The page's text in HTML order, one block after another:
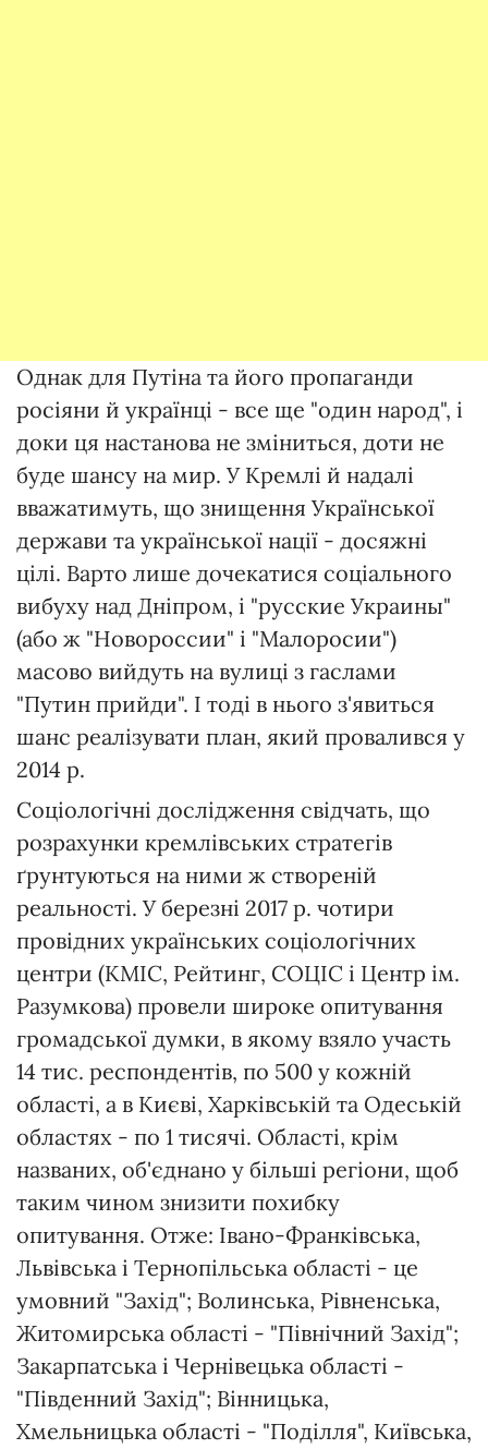
Однак для Путіна та його пропаганди
росіяни й українці - все ще "один народ", і
доки ця настанова не зміниться, доти не
буде шансу на мир. У Кремлі й надалі
вважатимуть, що знищення Української
держави та української нації - досяжні
цілі. Варто лише дочекатися соціального
вибуху над Дніпром, і "русские Украины"
(або ж "Новороссии" і "Малоросии")
масово вийдуть на вулиці з гаслами
"Путин прийди". І тоді в нього з'явиться
шанс реалізувати план, який провалився у
2014 р.
Соціологічні дослідження свідчать, що
розрахунки кремлівських стратегів
ґрунтуються на ними ж створеній
реальності. У березні 2017 р. чотири
провідних українських соціологічних
центри (КМІС, Рейтинг, СОЦІС і Центр ім.
Разумкова) провели широке опитування
громадської думки, в якому взяло участь
14 тис. респондентів, по 500 у кожній
області, а в Києві, Харківській та Одеській
областях - по 1 тисячі. Області, крім
названих, об'єднано у більші регіони, щоб
таким чином знизити похибку
опитування. Отже: Івано-Франківська,
Львівська і Тернопільська області - це
умовний "Захід"; Волинська, Рівненська,
Житомирська області - "Північний Захід";
Закарпатська і Чернівецька області -
"Південний Захід"; Вінницька,
Хмельницька області - "Поділля", Київська,